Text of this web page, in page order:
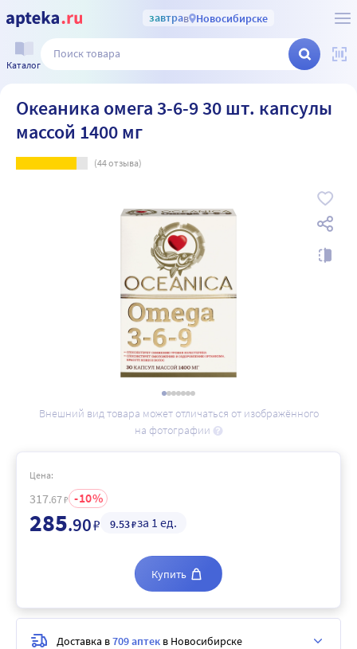
завтрав Новосибирске
Каталог
Океаника омега 3-6-9 30 шт. капсулы
массой 1400 мг
(44отзыва)
Внешний вид товара может отличаться от изображённого
на фотографии
Цена:
317.67₽ 10
285.90₽ 9.53₽за 1 ед.
Купить
Доставка в709 аптек в Новосибирске